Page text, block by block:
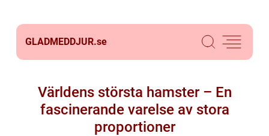
GLADMEDDJUR.se
Världens största hamster – En
fascinerande varelse av stora
proportioner